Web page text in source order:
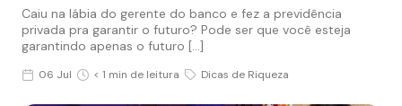
Caiu na lábia do gerente do banco e fez a previdência
privada pra garantir o futuro? Pode ser que você esteja
garantindo apenas o futuro […]
06 Jul < 1 min de leitura Dicas de Riqueza